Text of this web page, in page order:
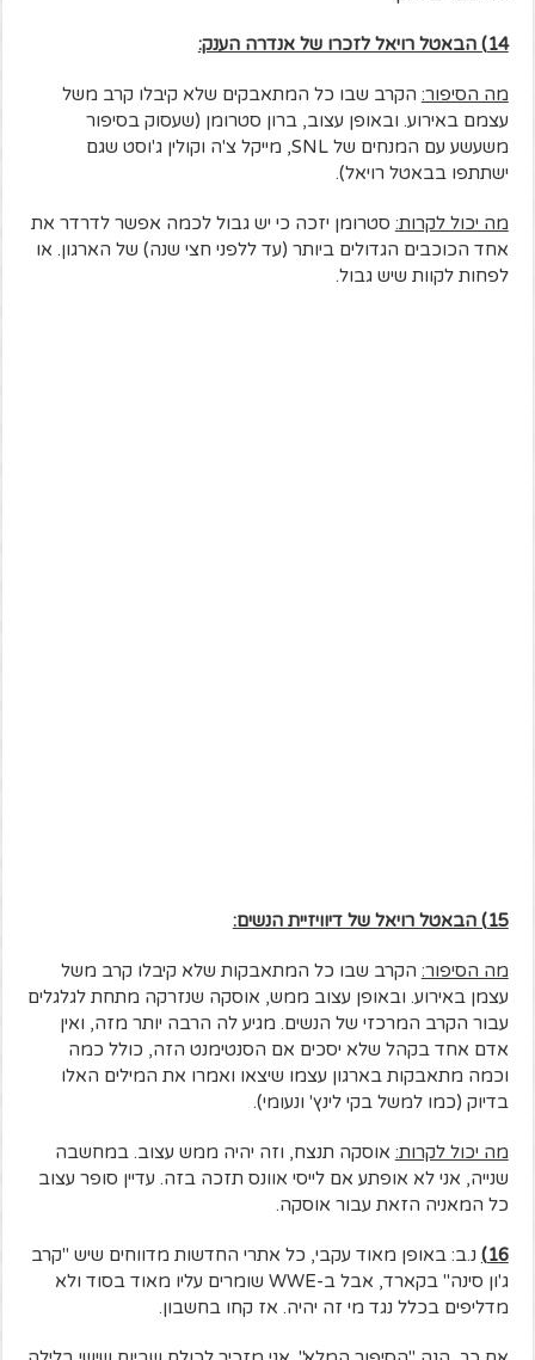
14) הבאטל רויאל לזכרו של אנדרה הענק:
מה הסיפור: הקרב שבו כל המתאבקים שלא קיבלו קרב משל
עצמם באירוע. ובאופן עצוב, ברון סטרומן (שעסוק בסיפור
משעשע עם המנחים של SNL, מייקל צ'ה וקולין ג'וסט שגם
ישתתפו בבאטל רויאל).
מה יכול לקרות: סטרומן יזכה כי יש גבול לכמה אפשר לדרדר את
אחד הכוכבים הגדולים ביותר (עד ללפני חצי שנה) של הארגון. או
לפחות לקוות שיש גבול.
15) הבאטל רויאל של דיוויזיית הנשים:
מה הסיפור: הקרב שבו כל המתאבקות שלא קיבלו קרב משל
עצמן באירוע. ובאופן עצוב ממש, אוסקה שנזרקה מתחת לגלגלים
עבור הקרב המרכזי של הנשים. מגיע לה הרבה יותר מזה, ואין
אדם אחד בקהל שלא יסכים אם הסנטימנט הזה, כולל כמה
וכמה מתאבקות בארגון עצמו שיצאו ואמרו את המילים האלו
בדיוק (כמו למשל בקי לינץ' ונעומי).
מה יכול לקרות: אוסקה תנצח, וזה יהיה ממש עצוב. במחשבה
שנייה, אני לא אופתע אם לייסי אוונס תזכה בזה. עדיין סופר עצוב
כל המאניה הזאת עבור אוסקה.
16) נ.ב: באופן מאוד עקבי, כל אתרי החדשות מדווחים שיש "קרב
ג'ון סינה" בקארד, אבל ב-WWE שומרים עליו מאוד בסוד ולא
מדליפים בכלל נגד מי זה יהיה. אז קחו בחשבון.